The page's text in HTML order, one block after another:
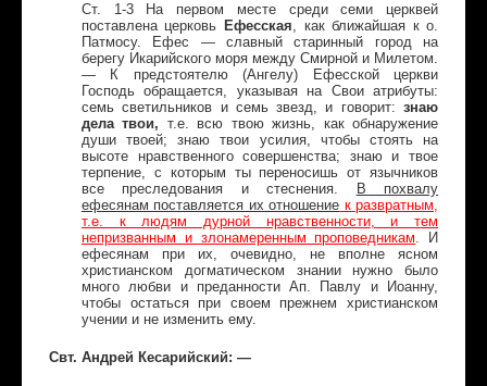
Ст. 1-3 На первом месте среди семи церквей
поставлена церковь
Ефесская, как ближайшая к о.
Патмосу. Ефес — славный старинный город на
берегу Икарийского моря между Смирной и Милетом.
— К предстоятелю (Ангелу) Ефесской церкви
Господь обращается, указывая на Свои атрибуты:
семь светильников и семь звезд, и говорит:знаю
дела твои, т.е. всю твою жизнь, как обнаружение
души твоей; знаю твои усилия, чтобы стоять на
высоте нравственного совершенства; знаю и твое
терпение, с которым ты переносишь от язычников
все преследования и стеснения.
В похвалу
ефесянам поставляется их отношение к развратным,
т.е. к людям дурной нравственности, и тем
непризванным и злонамеренным проповедникам.
И
ефесянам при их, очевидно, не вполне ясном
христианском догматическом знании нужно было
много любви и преданности Ап. Павлу и Иоанну,
чтобы остаться при своем прежнем христианском
учении и не изменить ему.
Свт. Андрей Кесарийский: —